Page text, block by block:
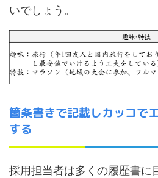
いでしょう。
箇条書きで記載しカッコで
する
採用担当者は多くの履歴書に